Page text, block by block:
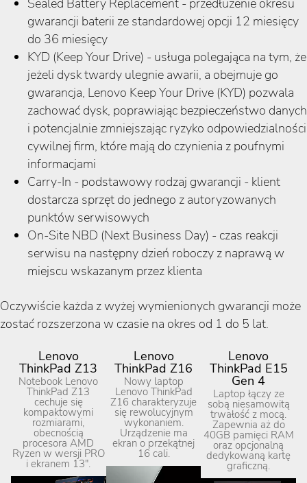
gwarancji baterii ze standardowej opcji 12 miesięcy
do 36 miesięcy
KYD (Keep Your Drive) - usługa polegająca na tym, że
jeżeli dysk twardy ulegnie awarii, a obejmuje go
gwarancja, Lenovo Keep Your Drive (KYD) pozwala
zachować dysk, poprawiając bezpieczeństwo danych
i potencjalnie zmniejszając ryzyko odpowiedzialności
cywilnej firm, które mają do czynienia z poufnymi
informacjami
Carry-In - podstawowy rodzaj gwarancji - klient
dostarcza sprzęt do jednego z autoryzowanych
punktów serwisowych
On-Site NBD (Next Business Day) - czas reakcji
serwisu na następny dzień roboczy z naprawą w
miejscu wskazanym przez klienta
Oczywiście każda z wyżej wymienionych gwarancji może
zostać rozszerzona w czasie na okres od 1 do 5 lat.
Lenovo
ThinkPad Z13
Notebook Lenovo
ThinkPad Z13
cechuje się
kompaktowymi
rozmiarami,
obecnością
procesora AMD
Ryzen w wersji PRO
i ekranem 13".
Lenovo
ThinkPad Z16
Nowy laptop
Lenovo ThinkPad
Z16 charakteryzuje
się rewolucyjnym
wykonaniem.
Urządzenie ma
ekran o przekątnej
16 cali.
Lenovo
ThinkPad E15
Gen 4
Laptop łączy ze
sobą niesamowitą
trwałość z mocą.
Zapewnia aż do
40GB pamięci RAM
oraz opcjonalną
dedykowaną kartę
graficzną.